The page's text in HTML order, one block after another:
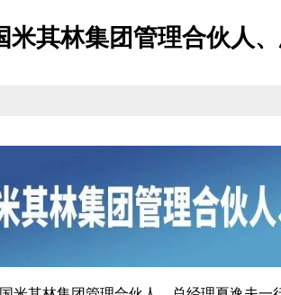
米其林集团管理合伙人